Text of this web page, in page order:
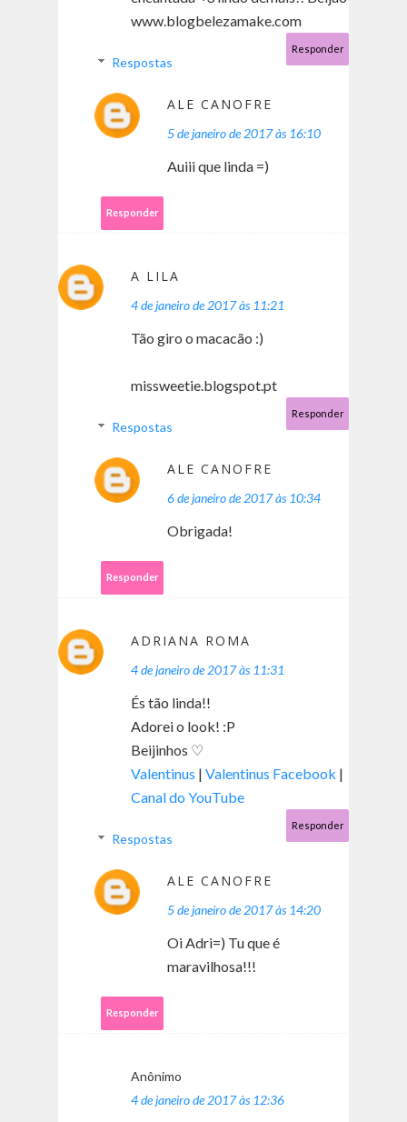
www.blogbelezamake.com
Responder
Respostas
ALE CANOFRE
5 de janeiro de 2017 às 16:10
Auiii que linda =)
Responder
A LILA
4 de janeiro de 2017 às 11:21
Tão giro o macacão :)
missweetie.blogspot.pt
Responder
Respostas
ALE CANOFRE
6 de janeiro de 2017 às 10:34
Obrigada!
Responder
ADRIANA ROMA
4 de janeiro de 2017 às 11:31
És tão linda!!
Adorei o look! :P
Beijinhos ♡
Valentinus | Valentinus Facebook |
Canal do YouTube
Responder
Respostas
ALE CANOFRE
5 de janeiro de 2017 às 14:20
Oi Adri=) Tu que é
maravilhosa!!!
Responder
Anônimo
4 de janeiro de 2017 às 12:36